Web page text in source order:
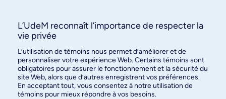
À propos / Nous joindre
L’UdeM reconnaît l’importance de respecter la
vie privée
L’utilisation de témoins nous permet d’améliorer et de
personnaliser votre expérience Web. Certains témoins sont
obligatoires pour assurer le fonctionnement et la sécurité du
site Web, alors que d’autres enregistrent vos préférences.
En acceptant tout, vous consentez à notre utilisation de
témoins pour mieux répondre à vos besoins.